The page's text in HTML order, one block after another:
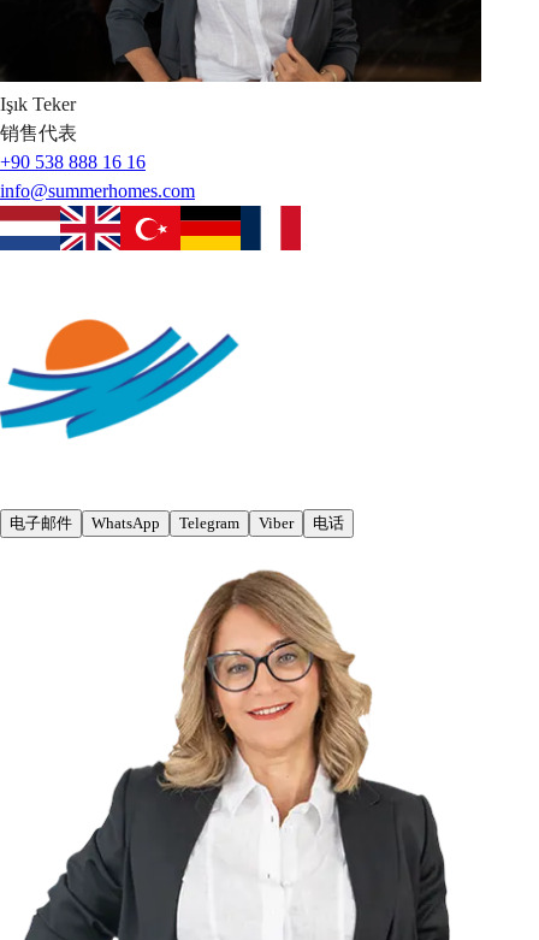
Işık Teker
销售代表
+90 538 888 16 16
info@summerhomes.com
电子邮件 WhatsApp Telegram Viber 电话